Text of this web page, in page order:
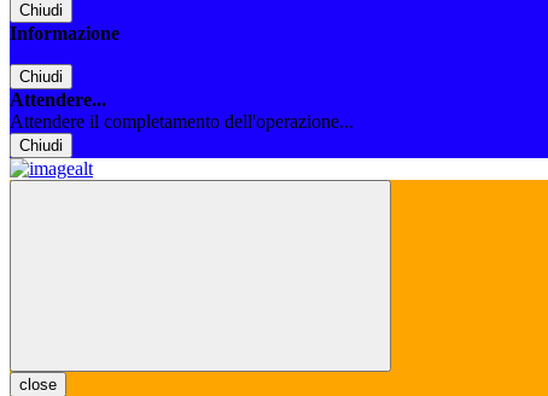
Chiudi
Informazione
Chiudi
Attendere...
Attendere il completamento dell'operazione...
Chiudi
close